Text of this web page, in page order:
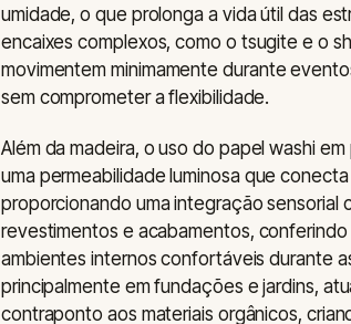
umidade, o que prolonga a vida útil das
encaixes complexos, como o tsugite e o
movimentem minimamente durante
sem comprometer a flexibilidade.
Além da madeira, o uso do papel washi
uma permeabilidade luminosa que
proporcionando uma integração sensorial
revestimentos e acabamentos,
ambientes internos confortáveis durante
principalmente em fundações e jardins,
contraponto aos materiais orgânicos,